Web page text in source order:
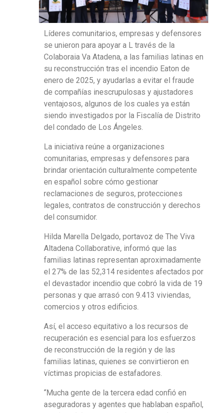
Líderes comunitarios, empresas y defensores
se unieron para apoyar a L través de la
Colaboraia Va Atadena, a las familias latinas en
su reconstrucción tras el incendio Eaton de
enero de 2025, y ayudarlas a evitar el fraude
de compañías inescrupulosas y ajustadores
ventajosos, algunos de los cuales ya están
siendo investigados por la Fiscalía de Distrito
del condado de Los Ángeles.
La iniciativa reúne a organizaciones
comunitarias, empresas y defensores para
brindar orientación culturalmente competente
en español sobre cómo gestionar
reclamaciones de seguros, protecciones
legales, contratos de construcción y derechos
del consumidor.
Hilda Marella Delgado, portavoz de The Viva
Altadena Collaborative, informó que las
familias latinas representan aproximadamente
el 27% de las 52,314 residentes afectados por
el devastador incendio que cobró la vida de 19
personas y que arrasó con 9.413 viviendas,
comercios y otros edificios.
Así, el acceso equitativo a los recursos de
recuperación es esencial para los esfuerzos
de reconstrucción de la región y de las
familias latinas, quienes se convirtieron en
víctimas propicias de estafadores.
“Mucha gente de la tercera edad confió en
aseguradoras y agentes que hablaban español,